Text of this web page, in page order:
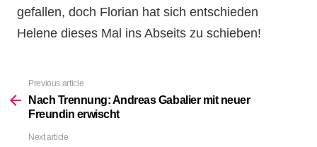
gefallen, doch Florian hat sich entschieden
Helene dieses Mal ins Abseits zu schieben!
more
Previous article
Nach Trennung: Andreas Gabalier mit neuer
Freundin erwischt
Next article